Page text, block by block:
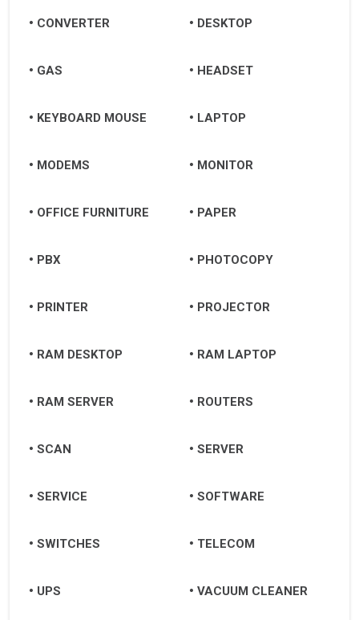
CONVERTER DESKTOP
GAS HEADSET
KEYBOARD MOUSE LAPTOP
MODEMS MONITOR
OFFICE FURNITURE PAPER
PBX PHOTOCOPY
PRINTER PROJECTOR
RAM DESKTOP RAM LAPTOP
RAM SERVER ROUTERS
SCAN SERVER
SERVICE SOFTWARE
SWITCHES TELECOM
UPS VACUUM CLEANER